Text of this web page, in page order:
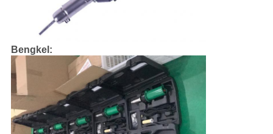
Bengkel: